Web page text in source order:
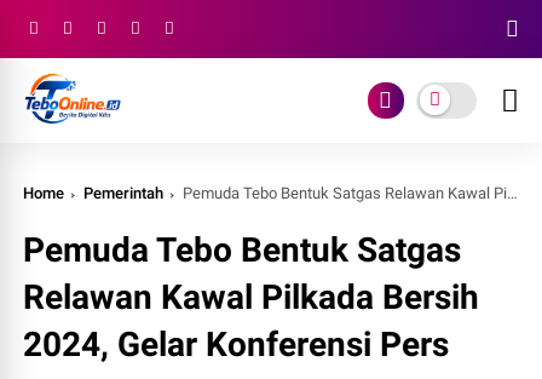
Home Pemerintah Pemuda Tebo Bentuk Satgas Relawan Kawal Pilkada Bersih 2024, Gelar Konferensi Pers
Pemuda Tebo Bentuk Satgas
Relawan Kawal Pilkada Bersih
2024, Gelar Konferensi Pers